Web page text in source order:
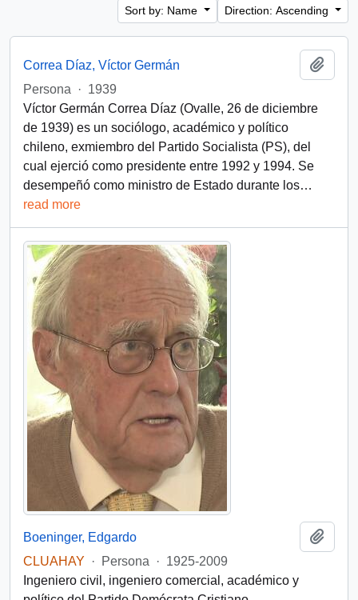
Sort by: Name Direction: Ascending
Correa Díaz, Víctor Germán
Persona
· 1939
Víctor Germán Correa Díaz (Ovalle, 26 de diciembre
de 1939) es un sociólogo, académico y político
chileno, exmiembro del Partido Socialista (PS), del
cual ejerció como presidente entre 1992 y 1994. Se
desempeñó como ministro de Estado durante los…
read more
Boeninger, Edgardo
CLUAHAY
· Persona · 1925-2009
Ingeniero civil, ingeniero comercial, académico y